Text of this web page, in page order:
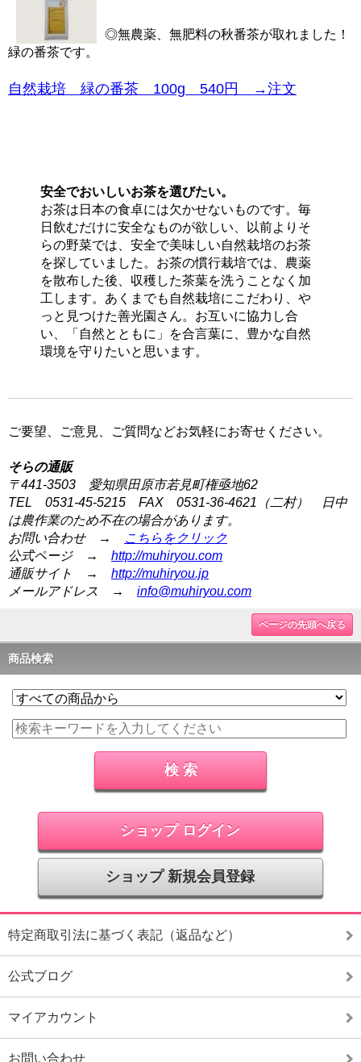
◎無農薬、無肥料の秋番茶が取れました！
緑の番茶です。
自然栽培 緑の番茶 100g 540円 →注文
安全でおいしいお茶を選びたい。
お茶は日本の食卓には欠かせないものです。毎
日飲むだけに安全なものが欲しい、以前よりそ
らの野菜では、安全で美味しい自然栽培のお茶
を探していました。お茶の慣行栽培では、農薬
を散布した後、収穫した茶葉を洗うことなく加
工します。あくまでも自然栽培にこだわり、や
っと見つけた善光園さん。お互いに協力し合
い、「自然とともに」を合言葉に、豊かな自然
環境を守りたいと思います。
ご要望、ご意見、ご質問などお気軽にお寄せください。
そらの通販
〒441-3503 愛知県田原市若見町権亟地62
TEL 0531-45-5215 FAX 0531-36-4621（二村） 日中
は農作業のため不在の場合があります。
お問い合わせ →
こちらをクリック
公式ページ → http://muhiryou.com
通販サイト → http://muhiryou.jp
メールアドレス → info@muhiryou.com
ページの先頭へ戻る
商品検索
ショップ ログイン
ショップ 新規会員登録
特定商取引法に基づく表記（返品など）
公式ブログ
マイアカウント
お問い合わせ